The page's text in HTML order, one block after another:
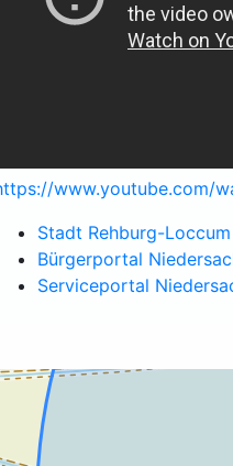
www.youtube.com/
Stadt Rehburg-
Bürgerportal
Serviceportal